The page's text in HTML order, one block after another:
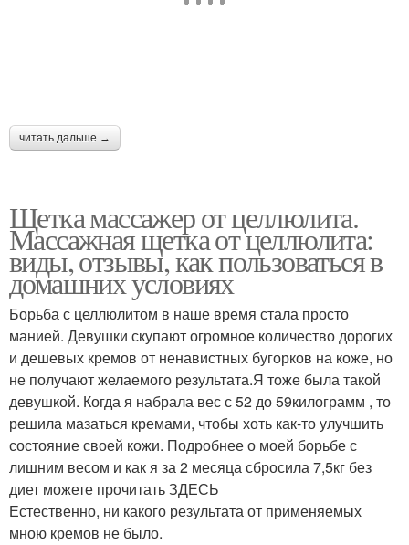
читать дальше →
Щетка массажер от целлюлита.
Массажная щетка от целлюлита:
виды, отзывы, как пользоваться в
домашних условиях
Борьба с целлюлитом в наше время стала просто
манией. Девушки скупают огромное количество дорогих
и дешевых кремов от ненавистных бугорков на коже, но
не получают желаемого результата.Я тоже была такой
девушкой. Когда я набрала вес с 52 до 59килограмм , то
решила мазаться кремами, чтобы хоть как-то улучшить
состояние своей кожи. Подробнее о моей борьбе с
лишним весом и как я за 2 месяца сбросила 7,5кг без
диет можете прочитать ЗДЕСЬ
Естественно, ни какого результата от применяемых
мною кремов не было.